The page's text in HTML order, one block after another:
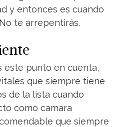
y entonces es cuando
te arrepentirás.
este punto en cuenta,
que siempre tiene
de la lista cuando
como camara
que siempre